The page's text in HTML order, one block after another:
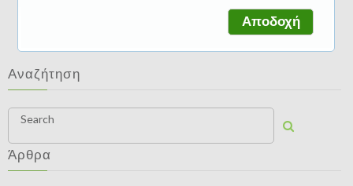
Αναζήτηση
Search
Άρθρα
Αποδοχή